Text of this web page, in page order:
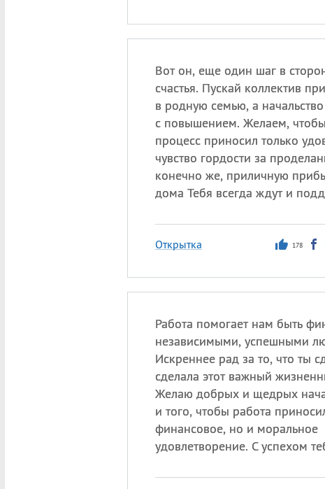
Вот он, еще один шаг в
счастья. Пускай коллектив
в родную семью, а
с повышением. Желаем,
процесс приносил только
чувство гордости за
конечно же, приличную
дома Тебя всегда ждут и
Открытка 178
Работа помогает нам быть
независимыми, успешными
Искреннее рад за то, что ты
сделала этот важный
Желаю добрых и щедрых
и того, чтобы работа
финансовое, но и моральное
удовлетворение. С успехом